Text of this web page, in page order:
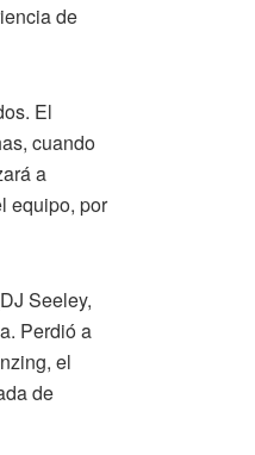
de
El
cuando
a
equipo, por
Seeley,
Perdió a
el
de